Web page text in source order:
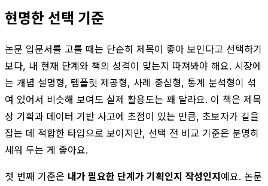
현명한 선택 기준
논문 입문서를 고를 때는 단순히 제목이 좋아 보인다고 선택하기
보다, 내 현재 단계와 책의 성격이 맞는지 따져봐야 해요. 시장에
는 개념 설명형, 템플릿 제공형, 사례 중심형, 통계 분석형이 섞
여 있어서 비슷해 보여도 실제 활용도는 꽤 달라요. 이 책은 제목
상 기획과 데이터 기반 사고에 초점이 있는 만큼, 초보자가 길을
잡는 데 적합한 타입으로 보이지만, 선택 전 비교 기준은 분명히
세워 두는 게 좋아요.
첫 번째 기준은 내가 필요한 단계가 기획인지 작성인지예요. 논문